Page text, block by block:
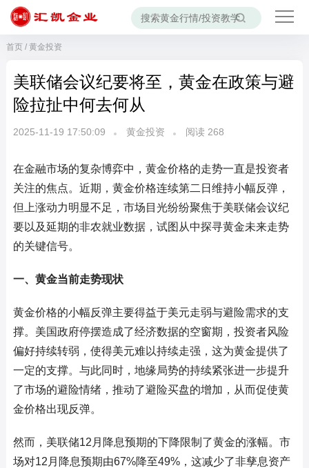
首页/ 黄金投资
美联储会议纪要将至，黄金在政策与避
险拉扯中何去何从
2025-11-19 17:50:09 黄金投资 阅读 268
在金融市场的复杂博弈中，黄金价格的走势一直是投资者
关注的焦点。近期，黄金价格连续第二日维持小幅反弹，
但上涨动力明显不足，市场目光纷纷聚焦于美联储会议纪
要以及延期的非农就业数据，试图从中探寻黄金未来走势
的关键信号。
一、黄金当前走势现状
黄金价格的小幅反弹主要得益于美元走弱与避险需求的支
撑。美国政府停摆造成了经济数据的空窗期，投资者风险
偏好持续转弱，使得美元难以持续走强，这为黄金提供了
一定的支撑。与此同时，地缘局势的持续紧张进一步提升
了市场的避险情绪，推动了避险买盘的增加，从而促使黄
金价格出现反弹。
然而，美联储12月降息预期的下降限制了黄金的涨幅。市
场对12月降息预期由67%降至49%，这减少了非孳息资产